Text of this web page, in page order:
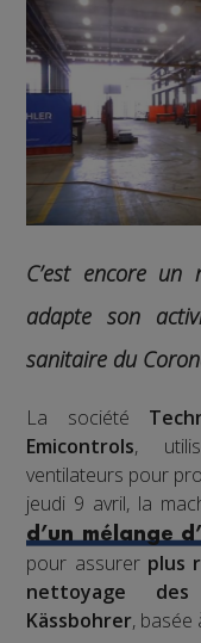
C’est encore un
adapte son
sanitaire du
La société
Emicontrols,
ventilateurs pour
jeudi 9 avril, la
d’un mélange
pour assurer plus
nettoyage
Kässbohrer, basée